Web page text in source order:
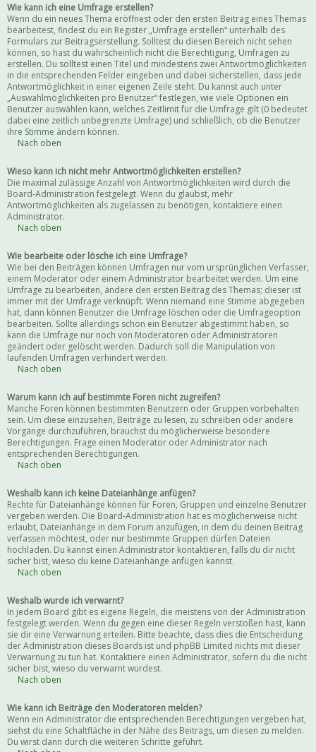
Wie kann ich eine Umfrage erstellen?
Wenn du ein neues Thema eröffnest oder den ersten Beitrag eines Themas
bearbeitest, findest du ein Register „Umfrage erstellen“ unterhalb des
Formulars zur Beitragserstellung. Solltest du diesen Bereich nicht sehen
können, so hast du wahrscheinlich nicht die Berechtigung, Umfragen zu
erstellen. Du solltest einen Titel und mindestens zwei Antwortmöglichkeiten
in die entsprechenden Felder eingeben und dabei sicherstellen, dass jede
Antwortmöglichkeit in einer eigenen Zeile steht. Du kannst auch unter
„Auswahlmöglichkeiten pro Benutzer“ festlegen, wie viele Optionen ein
Benutzer auswählen kann, welches Zeitlimit für die Umfrage gilt (0 bedeutet
dabei eine zeitlich unbegrenzte Umfrage) und schließlich, ob die Benutzer
ihre Stimme ändern können.
Nach oben
Wieso kann ich nicht mehr Antwortmöglichkeiten erstellen?
Die maximal zulässige Anzahl von Antwortmöglichkeiten wird durch die
Board-Administration festgelegt. Wenn du glaubst, mehr
Antwortmöglichkeiten als zugelassen zu benötigen, kontaktiere einen
Administrator.
Nach oben
Wie bearbeite oder lösche ich eine Umfrage?
Wie bei den Beiträgen können Umfragen nur vom ursprünglichen Verfasser,
einem Moderator oder einem Administrator bearbeitet werden. Um eine
Umfrage zu bearbeiten, ändere den ersten Beitrag des Themas; dieser ist
immer mit der Umfrage verknüpft. Wenn niemand eine Stimme abgegeben
hat, dann können Benutzer die Umfrage löschen oder die Umfrageoption
bearbeiten. Sollte allerdings schon ein Benutzer abgestimmt haben, so
kann die Umfrage nur noch von Moderatoren oder Administratoren
geändert oder gelöscht werden. Dadurch soll die Manipulation von
laufenden Umfragen verhindert werden.
Nach oben
Warum kann ich auf bestimmte Foren nicht zugreifen?
Manche Foren können bestimmten Benutzern oder Gruppen vorbehalten
sein. Um diese einzusehen, Beiträge zu lesen, zu schreiben oder andere
Vorgänge durchzuführen, brauchst du möglicherweise besondere
Berechtigungen. Frage einen Moderator oder Administrator nach
entsprechenden Berechtigungen.
Nach oben
Weshalb kann ich keine Dateianhänge anfügen?
Rechte für Dateianhänge können für Foren, Gruppen und einzelne Benutzer
vergeben werden. Die Board-Administration hat es möglicherweise nicht
erlaubt, Dateianhänge in dem Forum anzufügen, in dem du deinen Beitrag
verfassen möchtest, oder nur bestimmte Gruppen dürfen Dateien
hochladen. Du kannst einen Administrator kontaktieren, falls du dir nicht
sicher bist, wieso du keine Dateianhänge anfügen kannst.
Nach oben
Weshalb wurde ich verwarnt?
In jedem Board gibt es eigene Regeln, die meistens von der Administration
festgelegt werden. Wenn du gegen eine dieser Regeln verstoßen hast, kann
sie dir eine Verwarnung erteilen. Bitte beachte, dass dies die Entscheidung
der Administration dieses Boards ist und phpBB Limited nichts mit dieser
Verwarnung zu tun hat. Kontaktiere einen Administrator, sofern du die nicht
sicher bist, wieso du verwarnt wurdest.
Nach oben
Wie kann ich Beiträge den Moderatoren melden?
Wenn ein Administrator die entsprechenden Berechtigungen vergeben hat,
siehst du eine Schaltfläche in der Nähe des Beitrags, um diesen zu melden.
Du wirst dann durch die weiteren Schritte geführt.